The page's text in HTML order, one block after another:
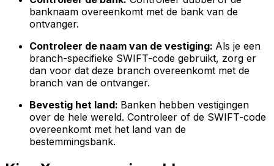
banknaam overeenkomt met de bank van de
ontvanger.
Controleer de naam van de vestiging: Als je een
branch-specifieke SWIFT-code gebruikt, zorg er
dan voor dat deze branch overeenkomt met de
branch van de ontvanger.
Bevestig het land: Banken hebben vestigingen
over de hele wereld. Controleer of de SWIFT-code
overeenkomt met het land van de
bestemmingsbank.